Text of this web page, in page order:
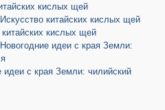
кислых щей
Искусство китайских кислых щей
китайских кислых щей
Новогодние идеи с края Земли:
идеи с края Земли: чилийский